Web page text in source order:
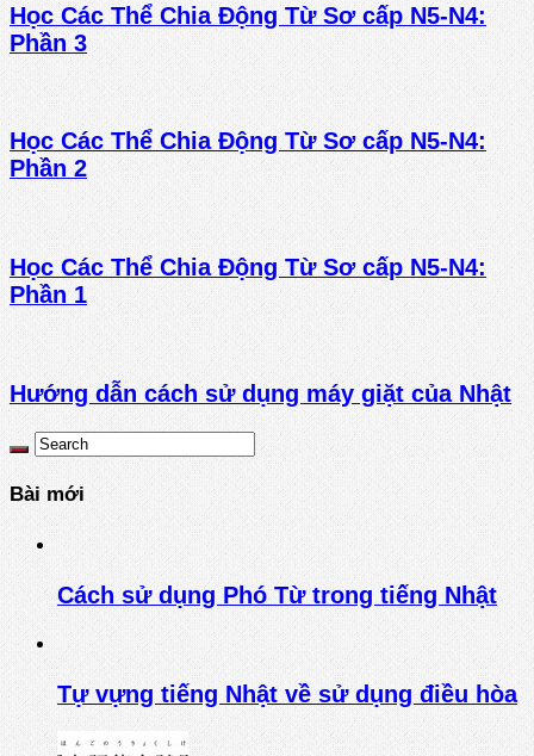
Học Các Thể Chia Động Từ Sơ cấp N5-N4:
Phần 3
Học Các Thể Chia Động Từ Sơ cấp N5-N4:
Phần 2
Học Các Thể Chia Động Từ Sơ cấp N5-N4:
Phần 1
Hướng dẫn cách sử dụng máy giặt của Nhật
Bài mới
Cách sử dụng Phó Từ trong tiếng Nhật
Tự vựng tiếng Nhật về sử dụng điều hòa